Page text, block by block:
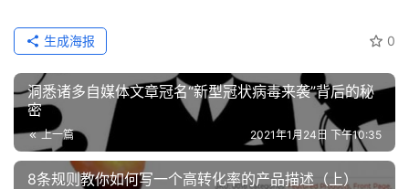
0
生成海报
洞悉诸多自媒体文章冠名“新型冠状病毒来袭”背后的秘
密
上一篇 2021年1月24日 下午10:35
8条规则教你如何写一个高转化率的产品描述（上）